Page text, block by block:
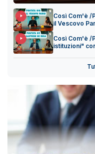
Così Com'è /
il Vescovo
Così Com'è /
istituzioni"